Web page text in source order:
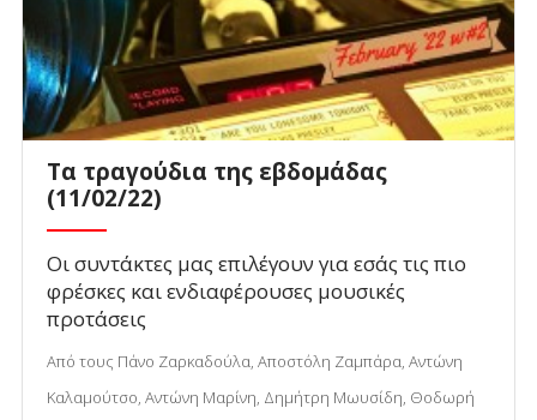
Τα τραγούδια της εβδομάδας
(11/02/22)
Οι συντάκτες μας επιλέγουν για εσάς τις πιο
φρέσκες και ενδιαφέρουσες μουσικές
προτάσεις
Από τους Πάνο Ζαρκαδούλα, Αποστόλη Ζαμπάρα, Αντώνη
Καλαμούτσο, Αντώνη Μαρίνη, Δημήτρη Μωυσίδη, Θοδωρή